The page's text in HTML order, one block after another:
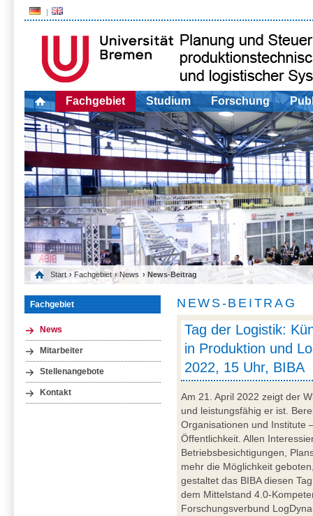
Fachgebiet Studium Forschung
Start › Fachgebiet › News › News-Beitrag
Fachgebiet
News
Mitarbeiter
Stellenangebote
Kontakt
NEWS-BEITRAG
Tag der Logistik:
in Produktion und
2022, 15 Uhr, BIBA
Am 21. April 2022 zeigt der
und leistungsfähig er ist.
Organisationen und Institute
Öffentlichkeit. Allen
Betriebsbesichtigungen,
mehr die Möglichkeit
gestaltet das BIBA diesen
dem Mittelstand 4.0-
Forschungsverbund